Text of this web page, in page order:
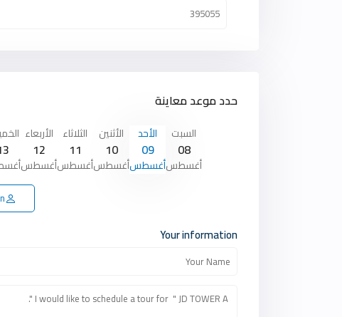
حدد موعد معاينة
السبت
08
أغسطس
الأحد
09
أغسطس
الأثنين
10
أغسطس
الثلاثاء
11
أغسطس
الأربعاء
12
أغسطس
Your information